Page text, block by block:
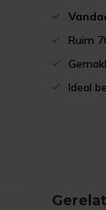
Ruim
Ideal